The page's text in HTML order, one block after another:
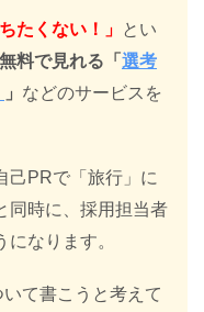
たくない！」 とい
料で見れる「 選考
」 などのサービスを
己PRで「旅行」に
同時に、採用担当者
なります。
て書こうと考えて